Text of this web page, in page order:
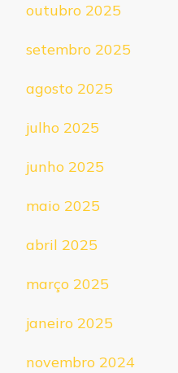
outubro 2025
setembro 2025
agosto 2025
julho 2025
junho 2025
maio 2025
abril 2025
março 2025
janeiro 2025
novembro 2024